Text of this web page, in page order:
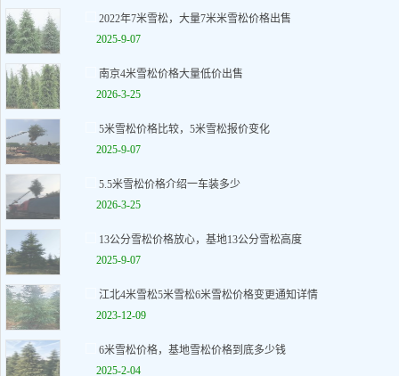
2022年7米雪松，大量7米米雪松价格出售
2025-9-07
南京4米雪松价格大量低价出售
2026-3-25
5米雪松价格比较，5米雪松报价变化
2025-9-07
5.5米雪松价格介绍一车装多少
2026-3-25
13公分雪松价格放心，基地13公分雪松高度
2025-9-07
江北4米雪松5米雪松6米雪松价格变更通知详情
2023-12-09
6米雪松价格，基地雪松价格到底多少钱
2025-2-04